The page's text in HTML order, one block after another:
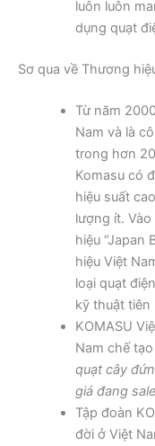
luôn luôn
dụng quạt
Sơ qua về Thương
Từ năm
Nam và là
trong hơn
Komasu có
hiệu suất
lượng ít.
hiệu “Japan
hiệu Việt
loại quạt
kỹ thuật tiên
KOMASU
Nam chế
quạt cây
giá đang
Tập đoàn
đời ở Việt